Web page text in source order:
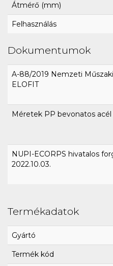
Átmérő (mm)
Felhasználás
Dokumentumok
A-88/2019 Nemzeti
ELOFIT
Méretek PP bevonatos acél
NUPI-ECORPS hivatalos
2022.10.03.
Termékadatok
Gyártó
Termék kód